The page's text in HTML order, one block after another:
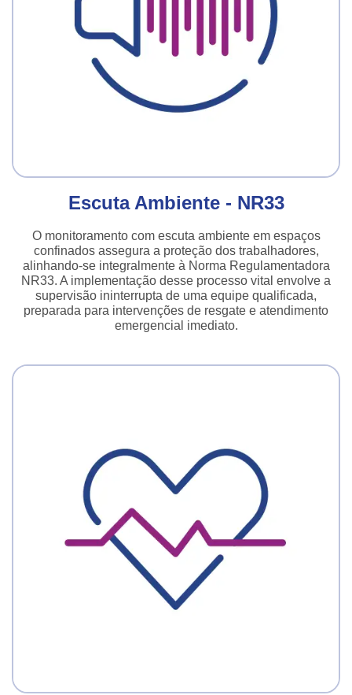
Escuta Ambiente - NR33
O monitoramento com escuta ambiente em espaços
confinados assegura a proteção dos trabalhadores,
alinhando-se integralmente à Norma Regulamentadora
NR33. A implementação desse processo vital envolve a
supervisão ininterrupta de uma equipe qualificada,
preparada para intervenções de resgate e atendimento
emergencial imediato.